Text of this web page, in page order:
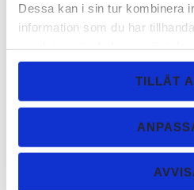
Dessa kan i sin tur kombinera
information som du har
TILLÅT
Hållbart mineralsmink –
Därför erbjuder vi:
Veganska produkter – utan
Sminkborstar i syntethår –